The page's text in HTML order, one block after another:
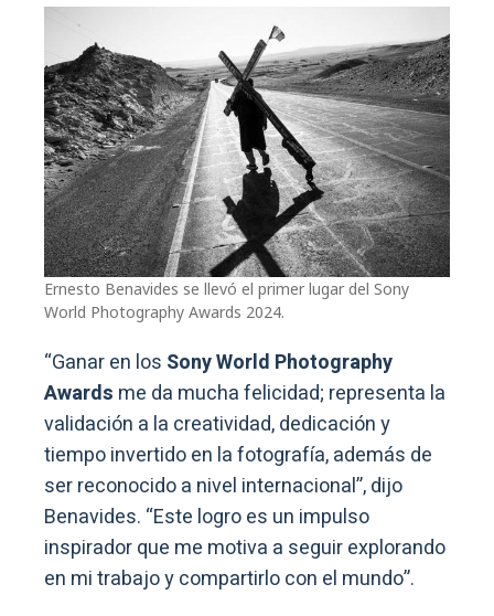
Ernesto Benavides se llevó el primer lugar del Sony
World Photography Awards 2024.
“Ganar en los Sony World Photography
Awards me da mucha felicidad; representa la
validación a la creatividad, dedicación y
tiempo invertido en la fotografía, además de
ser reconocido a nivel internacional”, dijo
Benavides. “Este logro es un impulso
inspirador que me motiva a seguir explorando
en mi trabajo y compartirlo con el mundo”.